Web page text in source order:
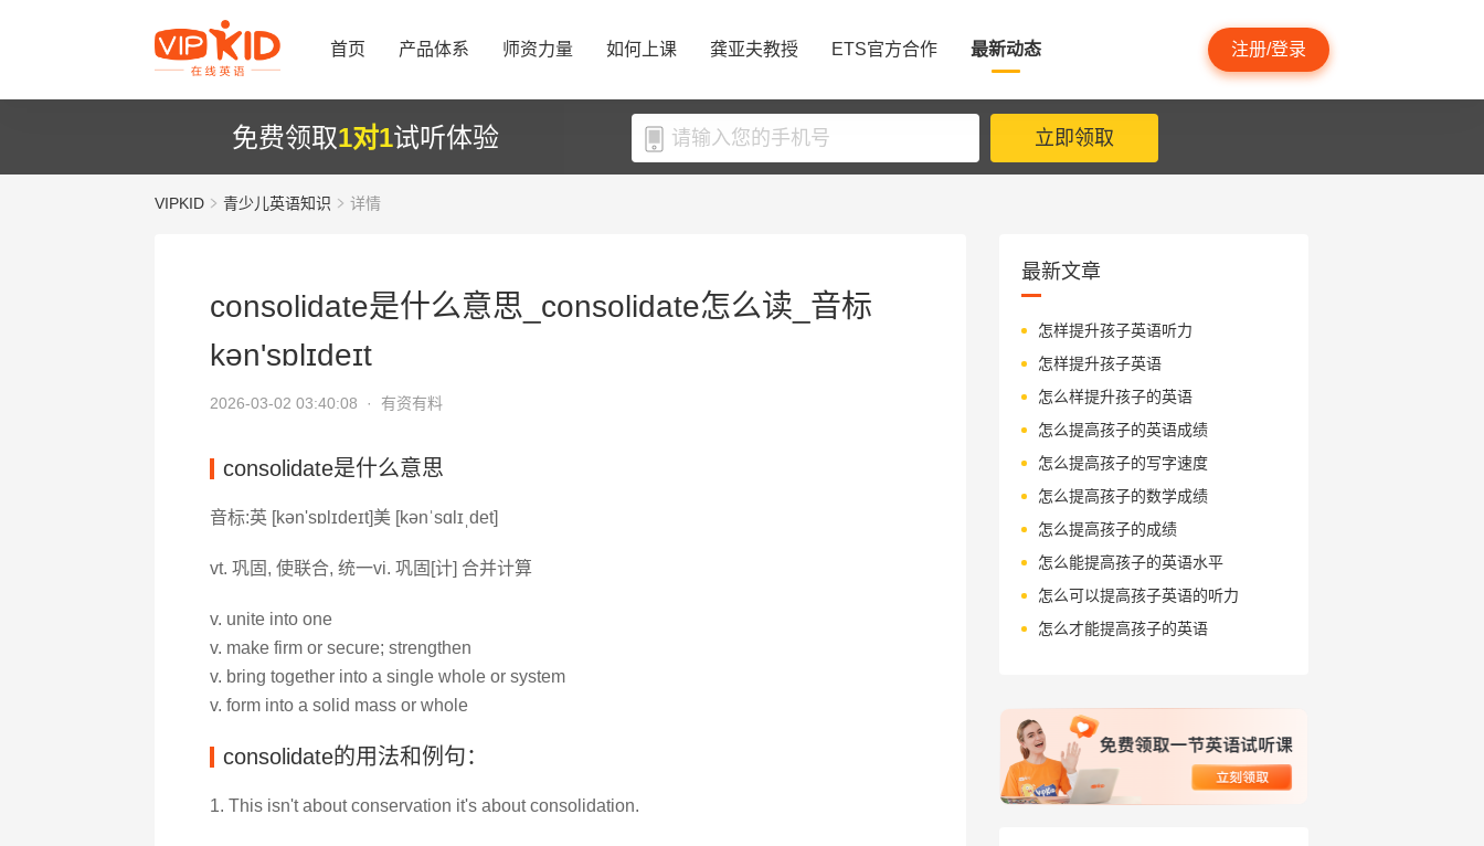
首页 产品体系 师资力量 如何上课 龚亚夫教授 ETS官方合作 最新动态 注册/登录
免费领取1对1试听体验 立即领取
VIPKID 青少儿英语知识 详情
consolidate是什么意思_consolidate怎么读_音标
kən'sɒlɪdeɪt
2026-03-02 03:40:08 · 有资有料
consolidate是什么意思
音标:英 [kən'sɒlɪdeɪt]美 [kənˈsɑlɪˌdet]
vt. 巩固, 使联合, 统一vi. 巩固[计] 合并计算
v. unite into one
v. make firm or secure; strengthen
v. bring together into a single whole or system
v. form into a solid mass or whole
consolidate的用法和例句：
1. This isn't about conservation it's about consolidation.
最新文章
怎样提升孩子英语听力
怎样提升孩子英语
怎么样提升孩子的英语
怎么提高孩子的英语成绩
怎么提高孩子的写字速度
怎么提高孩子的数学成绩
怎么提高孩子的成绩
怎么能提高孩子的英语水平
怎么可以提高孩子英语的听力
怎么才能提高孩子的英语